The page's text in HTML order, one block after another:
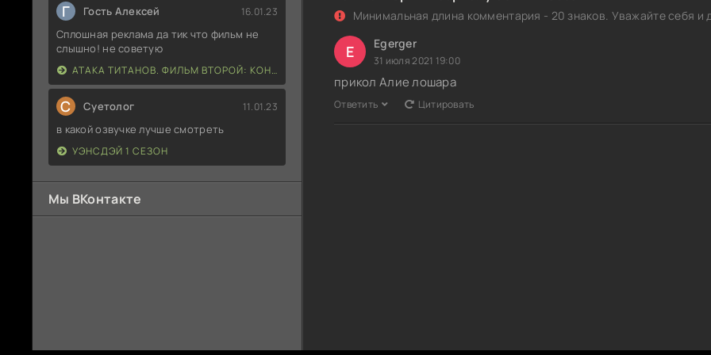
Г Гость Алексей 16.01.23
Сплошная реклама да тик что фильм не
слышно! не советую
АТАКА ТИТАНОВ. ФИЛЬМ ВТОРОЙ: КОНЕЦ СВЕТА
С Суетолог 11.01.23
в какой озвучке лучше смотреть
УЭНСДЭЙ 1 СЕЗОН
Мы ВКонтакте
Минимальная длина комментария - 20 знаков. Уважайте себя и
E Egerger
31 июля 2021 19:00
прикол Алие лошара
Ответить Цитировать